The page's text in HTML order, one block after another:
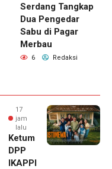
Serdang Tangkap
Dua Pengedar
Sabu di Pagar
Merbau
6 Redaksi
17
jam
lalu
Ketum
DPP
IKAPPI